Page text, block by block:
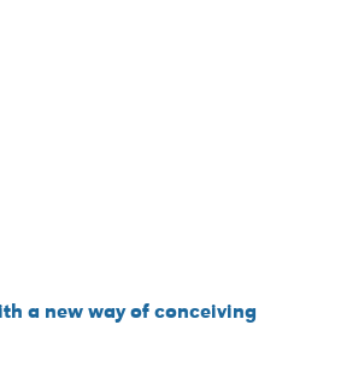
a new way of conceiving